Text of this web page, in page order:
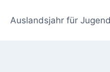
Auslandsjahr für